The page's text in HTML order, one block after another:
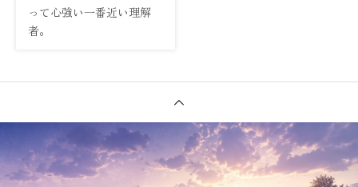
って心強い一番近い理解
者。